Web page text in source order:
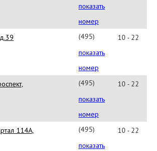
543-
75-
61
показать
номер
(495)
543-
75-
61
показать
номер
10 - 22
(495)
543-
75-
61
показать
номер
10 - 22
114А,
(495)
543-
показать
10 - 22